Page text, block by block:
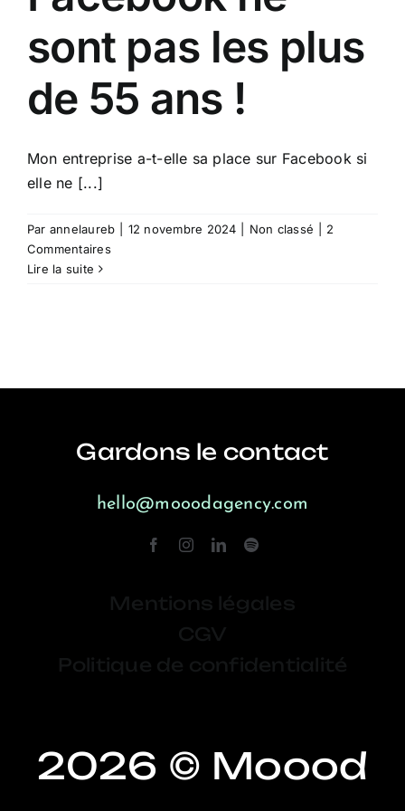
sont pas les plus
de 55 ans !
Mon entreprise a-t-elle sa place sur Facebook si
elle ne [...]
Par annelaureb 12 novembre 2024 Non classé
2
Commentaires
Lire la suite
Gardons le contact
hello@mooodagency.com
2026 © Moood